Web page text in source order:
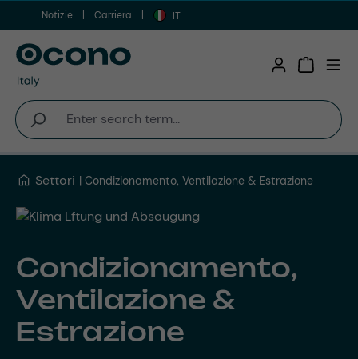
Vai al contenuto principale
Notizie Carriera IT
Settori Condizionamento, Ventilazione & Estrazione
Condizionamento,
Ventilazione &
Estrazione